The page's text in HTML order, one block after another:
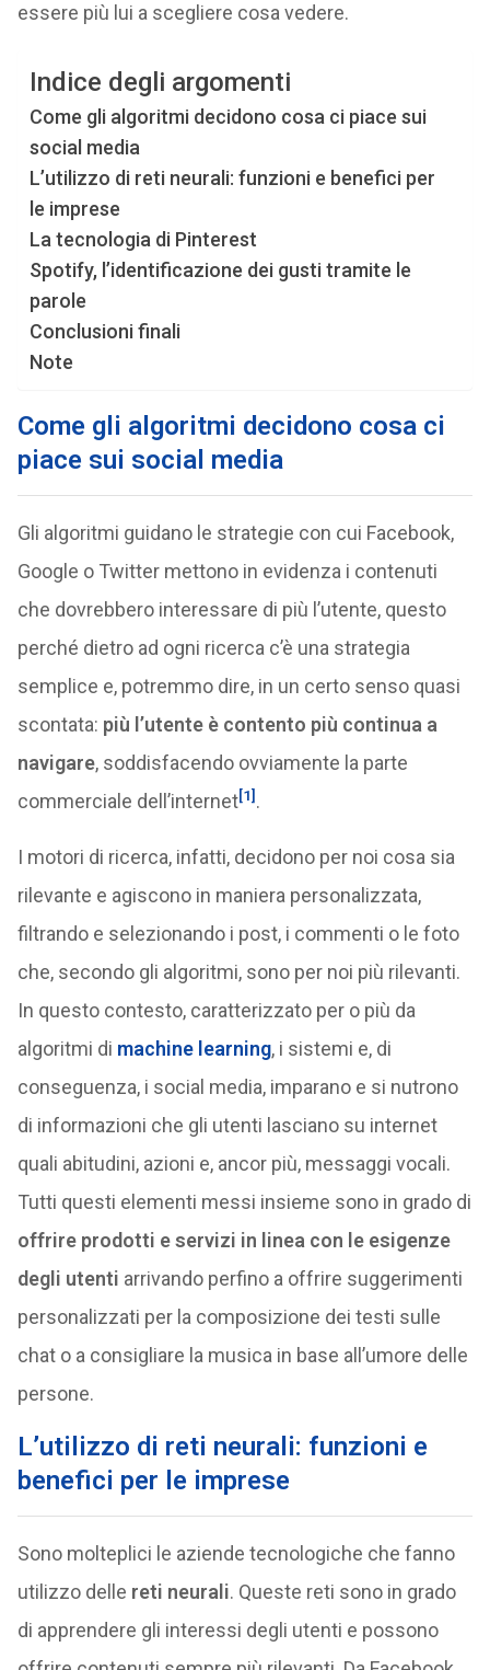
essere più lui a scegliere cosa vedere.
Indice degli argomenti
Come gli algoritmi decidono cosa ci piace sui
social media
L’utilizzo di reti neurali: funzioni e benefici per
le imprese
La tecnologia di Pinterest
Spotify, l’identificazione dei gusti tramite le
parole
Conclusioni finali
Note
Come gli algoritmi decidono cosa ci
piace sui social media
Gli algoritmi guidano le strategie con cui Facebook,
Google o Twitter mettono in evidenza i contenuti
che dovrebbero interessare di più l’utente, questo
perché dietro ad ogni ricerca c’è una strategia
semplice e, potremmo dire, in un certo senso quasi
scontata: più l’utente è contento più continua a
navigare, soddisfacendo ovviamente la parte
commerciale dell’internet[1] .
I motori di ricerca, infatti, decidono per noi cosa sia
rilevante e agiscono in maniera personalizzata,
filtrando e selezionando i post, i commenti o le foto
che, secondo gli algoritmi, sono per noi più rilevanti.
In questo contesto, caratterizzato per o più da
algoritmi di machine learning, i sistemi e, di
conseguenza, i social media, imparano e si nutrono
di informazioni che gli utenti lasciano su internet
quali abitudini, azioni e, ancor più, messaggi vocali.
Tutti questi elementi messi insieme sono in grado di
offrire prodotti e servizi in linea con le esigenze
degli utenti arrivando perfino a offrire suggerimenti
personalizzati per la composizione dei testi sulle
chat o a consigliare la musica in base all’umore delle
persone.
L’utilizzo di reti neurali: funzioni e
benefici per le imprese
Sono molteplici le aziende tecnologiche che fanno
utilizzo delle reti neurali. Queste reti sono in grado
di apprendere gli interessi degli utenti e possono